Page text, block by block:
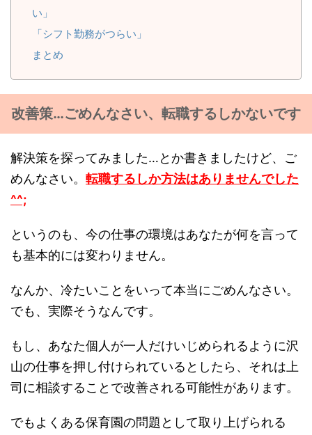
い」
「シフト勤務がつらい」
まとめ
改善策…ごめんなさい、転職するしかないです
解決策を探ってみました…とか書きましたけど、ご
めんなさい。 転職するしか方法はありませんでした
^^;
というのも、今の仕事の環境はあなたが何を言って
も基本的には変わりません。
なんか、冷たいことをいって本当にごめんなさい。
でも、実際そうなんです。
もし、あなた個人が一人だけいじめられるように沢
山の仕事を押し付けられているとしたら、それは上
司に相談することで改善される可能性があります。
でもよくある保育園の問題として取り上げられる